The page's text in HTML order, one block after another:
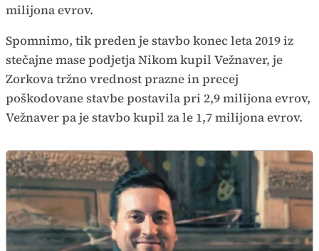
milijona evrov.
Spomnimo, tik preden je stavbo konec leta 2019 iz
stečajne mase podjetja Nikom kupil Vežnaver, je
Zorkova tržno vrednost prazne in precej
poškodovane stavbe postavila pri 2,9 milijona evrov,
Vežnaver pa je stavbo kupil za le 1,7 milijona evrov.